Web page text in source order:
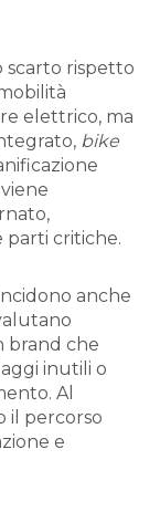
scarto rispetto
elettrico, ma
bike
parti critiche.
anche
brand che
inutili o
Al
il percorso
e